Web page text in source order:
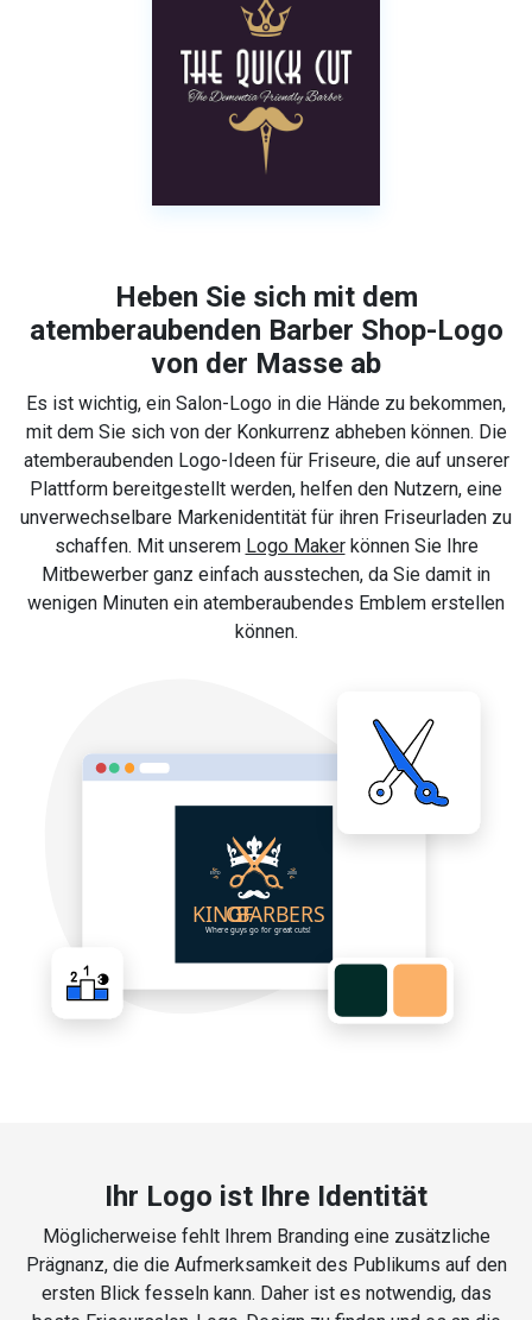
Heben Sie sich mit dem
atemberaubenden Barber Shop-Logo
von der Masse ab
Es ist wichtig, ein Salon-Logo in die Hände zu bekommen,
mit dem Sie sich von der Konkurrenz abheben können. Die
atemberaubenden Logo-Ideen für Friseure, die auf unserer
Plattform bereitgestellt werden, helfen den Nutzern, eine
unverwechselbare Markenidentität für ihren Friseurladen zu
schaffen. Mit unserem Logo Makerkönnen Sie Ihre
Mitbewerber ganz einfach ausstechen, da Sie damit in
wenigen Minuten ein atemberaubendes Emblem erstellen
können.
Ihr Logo ist Ihre Identität
Möglicherweise fehlt Ihrem Branding eine zusätzliche
Prägnanz, die die Aufmerksamkeit des Publikums auf den
ersten Blick fesseln kann. Daher ist es notwendig, das